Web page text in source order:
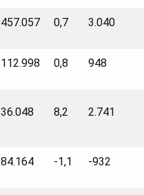
457.057 0,7 3.040
112.998 0,8 948
36.048 8,2 2.741
84.164 -1,1 -932